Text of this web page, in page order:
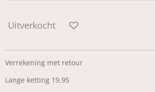
Uitverkocht
Verrekening met retour
Lange ketting 19,95